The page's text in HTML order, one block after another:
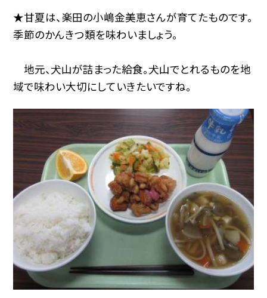
★甘夏は、楽田の小嶋金美恵さんが育てたものです。
季節のかんきつ類を味わいましょう。
地元、犬山が詰まった給食。犬山でとれるものを地
域で味わい大切にしていきたいですね。